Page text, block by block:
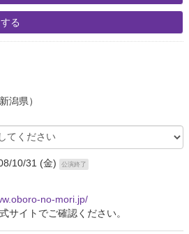
る
新潟県）
10/31 (金) 公演終了
no-mori.jp/
サイトでご確認ください。